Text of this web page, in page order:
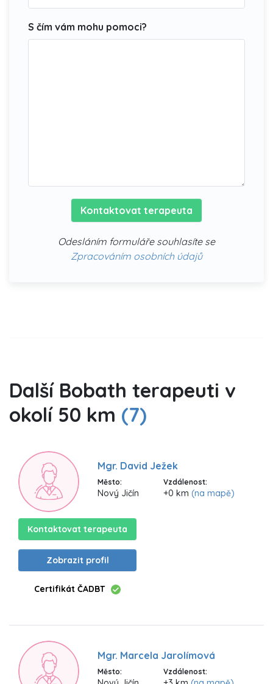
S čím vám mohu pomoci?
Kontaktovat terapeuta
Odesláním formuláře souhlasíte se
Zpracováním osobních údajů
Další Bobath terapeuti v
okolí 50 km (7)
Mgr. David Ježek
Město:
Nový Jičín
Vzdálenost:
+0 km (na mapě)
Kontaktovat terapeuta
Zobrazit profil
Certifikát ČADBT
Mgr. Marcela Jarolímová
Město: Vzdálenost: